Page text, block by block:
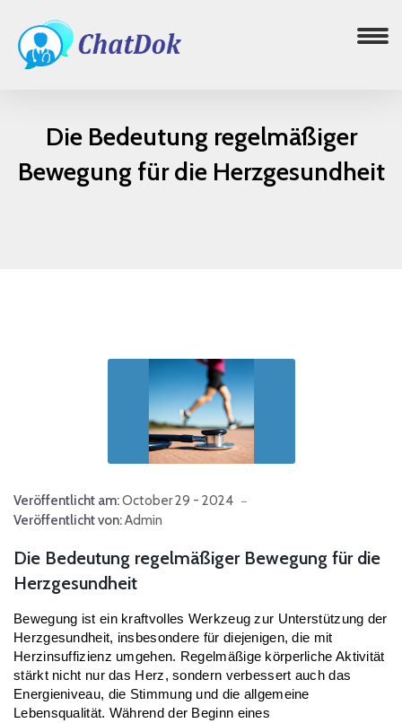
Die Bedeutung regelmäßiger
Bewegung für die Herzgesundheit
Veröffentlicht am:October 29 - 2024
Veröffentlicht von:Admin
Die Bedeutung regelmäßiger Bewegung für die
Herzgesundheit
Bewegung ist ein kraftvolles Werkzeug zur Unterstützung der
Herzgesundheit, insbesondere für diejenigen, die mit
Herzinsuffizienz umgehen. Regelmäßige körperliche Aktivität
stärkt nicht nur das Herz, sondern verbessert auch das
Energieniveau, die Stimmung und die allgemeine
Lebensqualität. Während der Beginn eines